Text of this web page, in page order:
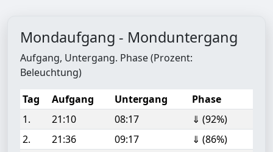
Mondaufgang - Monduntergang
Aufgang, Untergang. Phase (Prozent:
Beleuchtung)
Tag
Aufgang Untergang
Phase
1.
21:10 08:17
⇓ (92%)
2.
21:36 09:17
⇓ (86%)